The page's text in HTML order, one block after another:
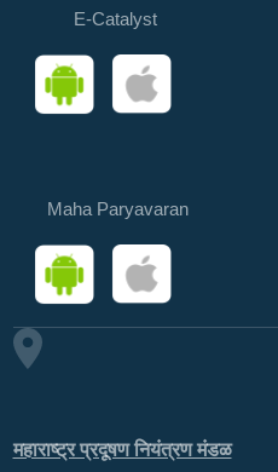
E-Catalyst
Maha Paryavaran
महाराष्ट्र प्रदूषण नियंत्रण मंडळ